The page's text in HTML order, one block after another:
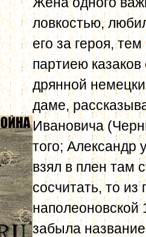
ловкостью,
его за героя,
партиею
дрянной
даме,
Ивановича
того; Александр
взял в плен там
сосчитать, то
наполеоновской
забыла